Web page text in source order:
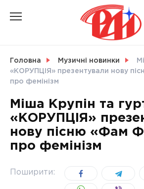
СВІТ
УКРАЇНА
Головна Музичні новинки
«КОРУПЦІЯ» презентували нову
про фемінізм
Міша Крупін та
«КОРУПЦІЯ»
нову пісню «Фам
про фемінізм
Поширити: